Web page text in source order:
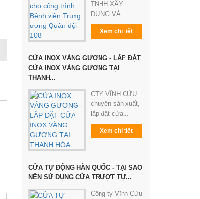
TNHH XÂY
DỰNG VÀ...
Xem chi tiết
CỬA INOX VÀNG GƯƠNG - LẮP ĐẶT
CỬA INOX VÀNG GƯƠNG TẠI
THANH...
CTY VĨNH CỬU
chuyên sản xuất,
lắp đặt cửa...
Xem chi tiết
CỬA TỰ ĐỘNG HÀN QUỐC - TẠI SAO
NÊN SỬ DỤNG CỬA TRƯỢT TỰ...
Công ty Vĩnh Cửu